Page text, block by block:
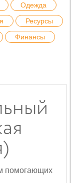
Одежда
Ресурсы
Финансы
помогающих